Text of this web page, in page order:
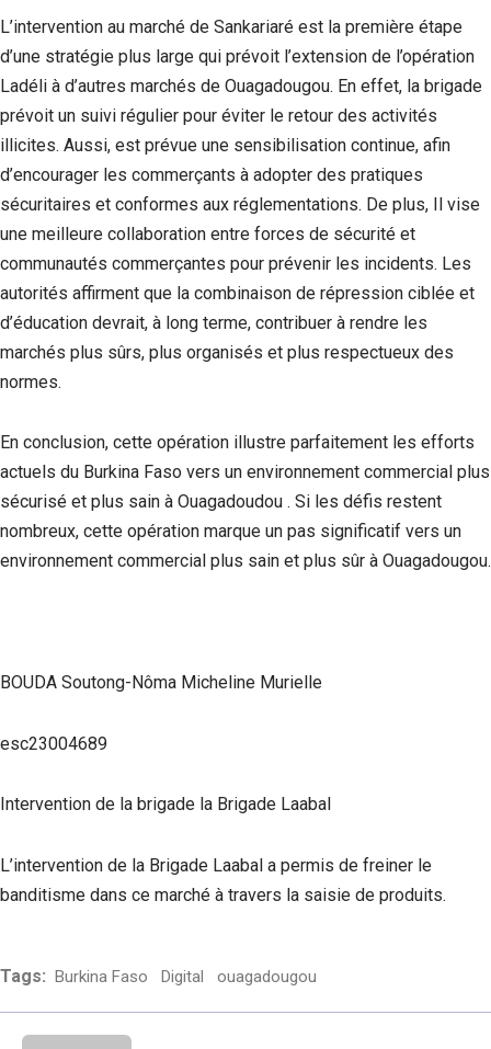
‎L’intervention au marché de Sankariaré est la première étape
d’une stratégie plus large qui prévoit l’extension de l’opération
Ladéli à d’autres marchés de Ouagadougou. En effet, la brigade
prévoit un suivi régulier pour éviter le retour des activités
illicites. Aussi, est prévue une sensibilisation continue, afin
d’encourager les commerçants à adopter des pratiques
sécuritaires et conformes aux réglementations. De plus, Il vise
une meilleure collaboration entre forces de sécurité et
communautés commerçantes pour prévenir les incidents. Les
autorités affirment que la combinaison de répression ciblée et
d’éducation devrait, à long terme, contribuer à rendre les
marchés plus sûrs, plus organisés et plus respectueux des
normes.
En conclusion, cette opération illustre parfaitement les efforts
actuels du Burkina Faso vers un environnement commercial plus
sécurisé et plus sain à Ouagadoudou . Si les défis restent
nombreux, cette opération marque un pas significatif vers un
environnement commercial plus sain et plus sûr à Ouagadougou.
BOUDA Soutong-Nôma Micheline Murielle
esc23004689
Intervention de la brigade la Brigade Laabal
L’intervention de la Brigade Laabal a permis de freiner le
banditisme dans ce marché à travers la saisie de produits.
Tags: Burkina Faso Digital ouagadougou